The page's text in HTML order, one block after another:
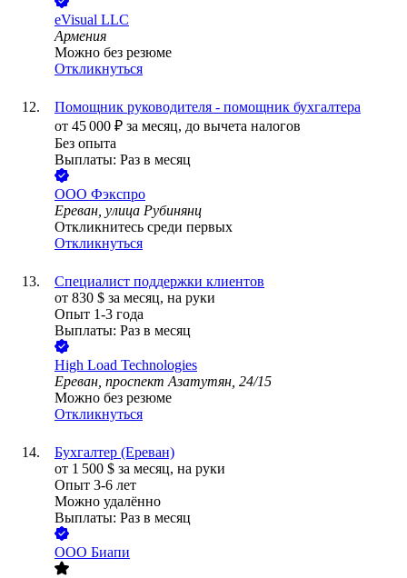
eVisual LLC
Армения
Можно без резюме
Откликнуться
Помощник руководителя - помощник бухгалтера
от 45 000 ₽ за месяц, до вычета налогов
Без опыта
Выплаты: Раз в месяц
ООО Фэкспро
Ереван, улица Рубинянц
Откликнитесь среди первых
Откликнуться
Специалист поддержки клиентов
от 830 $ за месяц, на руки
Опыт 1-3 года
Выплаты: Раз в месяц
High Load Technologies
Ереван, проспект Азатутян, 24/15
Можно без резюме
Откликнуться
Бухгалтер (Ереван)
от 1 500 $ за месяц, на руки
Опыт 3-6 лет
Можно удалённо
Выплаты: Раз в месяц
ООО Биапи